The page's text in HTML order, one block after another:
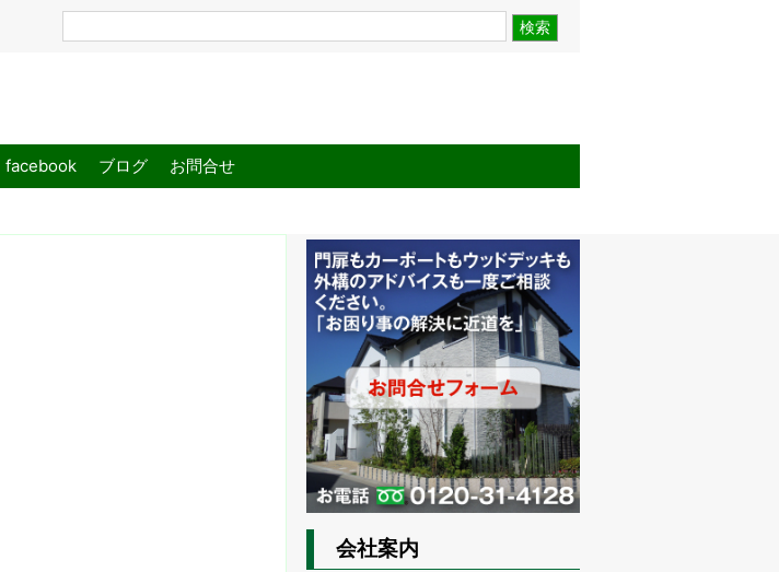
facebook ブログ お問合せ
会社案内